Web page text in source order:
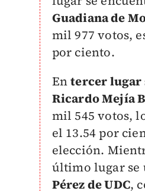
Guadiana de
mil 977 votos,
por ciento.
Entercer lugar
Ricardo Mejía
mil 545 votos,
el 13.54 por
elección.
último lugar se
Pérez de UDC,